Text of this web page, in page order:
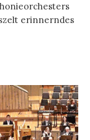
erinnerndes